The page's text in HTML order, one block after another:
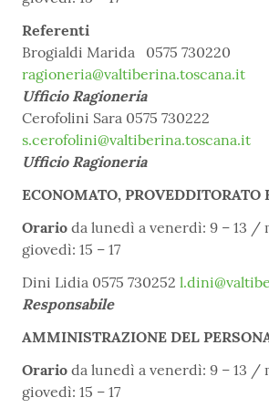
Referenti
Brogialdi Marida 0575 730220
ragioneria@valtiberina.toscana.it
Ufficio Ragioneria
Cerofolini Sara 0575 730222
s.cerofolini@valtiberina.toscana.it
Ufficio Ragioneria
ECONOMATO, PROVEDDITORATO
Orario da lunedì a venerdì: 9 – 13 /
giovedì: 15 – 17
Dini Lidia 0575 730252
Responsabile
AMMINISTRAZIONE DEL
Orario da lunedì a venerdì: 9 – 13 /
giovedì: 15 – 17